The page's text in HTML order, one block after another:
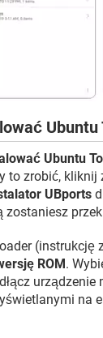
Ubuntu
Ubuntu
to zrobić, kliknij
UBports
zostaniesz
(instrukcję
ROM.
na